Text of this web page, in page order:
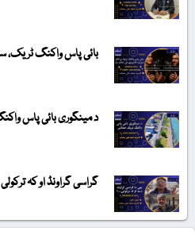
بائی پاس واکنگ ٹریک،
د مینگوری بائی پاس
گراسی گراونڈ او کہ